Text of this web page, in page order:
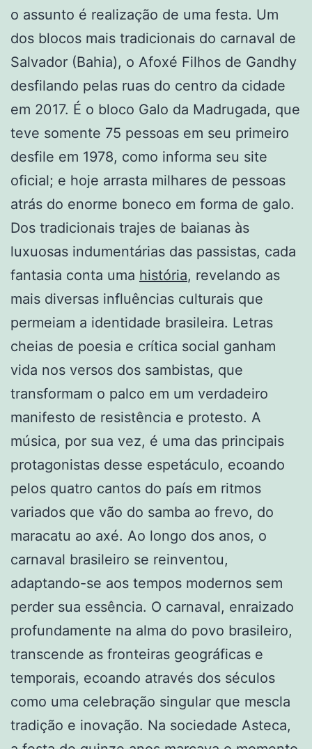
o assunto é realização de uma festa. Um
dos blocos mais tradicionais do carnaval de
Salvador (Bahia), o Afoxé Filhos de Gandhy
desfilando pelas ruas do centro da cidade
em 2017. É o bloco Galo da Madrugada, que
teve somente 75 pessoas em seu primeiro
desfile em 1978, como informa seu site
oficial; e hoje arrasta milhares de pessoas
atrás do enorme boneco em forma de galo.
Dos tradicionais trajes de baianas às
luxuosas indumentárias das passistas, cada
fantasia conta uma história, revelando as
mais diversas influências culturais que
permeiam a identidade brasileira. Letras
cheias de poesia e crítica social ganham
vida nos versos dos sambistas, que
transformam o palco em um verdadeiro
manifesto de resistência e protesto. A
música, por sua vez, é uma das principais
protagonistas desse espetáculo, ecoando
pelos quatro cantos do país em ritmos
variados que vão do samba ao frevo, do
maracatu ao axé. Ao longo dos anos, o
carnaval brasileiro se reinventou,
adaptando-se aos tempos modernos sem
perder sua essência. O carnaval, enraizado
profundamente na alma do povo brasileiro,
transcende as fronteiras geográficas e
temporais, ecoando através dos séculos
como uma celebração singular que mescla
tradição e inovação. Na sociedade Asteca,